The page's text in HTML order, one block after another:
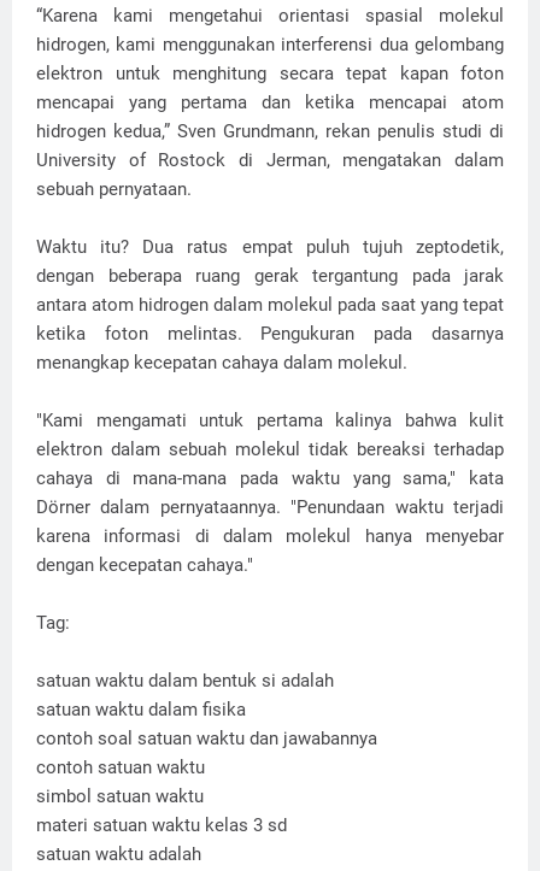
“Karena kami mengetahui orientasi spasial molekul
hidrogen, kami menggunakan interferensi dua gelombang
elektron untuk menghitung secara tepat kapan foton
mencapai yang pertama dan ketika mencapai atom
hidrogen kedua,” Sven Grundmann, rekan penulis studi di
University of Rostock di Jerman, mengatakan dalam
sebuah pernyataan.
Waktu itu? Dua ratus empat puluh tujuh zeptodetik,
dengan beberapa ruang gerak tergantung pada jarak
antara atom hidrogen dalam molekul pada saat yang tepat
ketika foton melintas. Pengukuran pada dasarnya
menangkap kecepatan cahaya dalam molekul.
"Kami mengamati untuk pertama kalinya bahwa kulit
elektron dalam sebuah molekul tidak bereaksi terhadap
cahaya di mana-mana pada waktu yang sama," kata
Dörner dalam pernyataannya. "Penundaan waktu terjadi
karena informasi di dalam molekul hanya menyebar
dengan kecepatan cahaya."
Tag:
satuan waktu dalam bentuk si adalah
satuan waktu dalam fisika
contoh soal satuan waktu dan jawabannya
contoh satuan waktu
simbol satuan waktu
materi satuan waktu kelas 3 sd
satuan waktu adalah